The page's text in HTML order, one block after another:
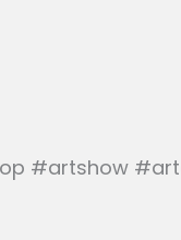
#artshow